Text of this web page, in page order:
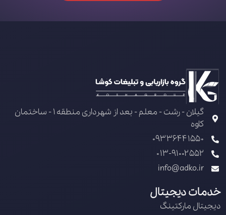
گیلان - رشت - معلم - بعد از شهرداری منطقه 1 - ساختمان
کاوه
09336441550
013-91002552
info@adko.ir
خدمات دیجیتال
دیجیتال مارکتینگ